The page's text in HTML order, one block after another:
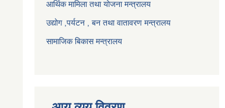
आर्थिक मामिला तथा योजना मन्त्रालय
उद्योग ,पर्यटन , बन तथा वातावरण मन्त्रालय
सामाजिक बिकास मन्त्रालय